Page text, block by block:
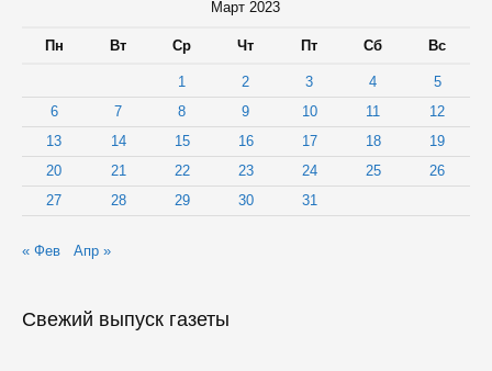
Март 2023
Пн Вт Ср Чт Пт Сб Вс
1 2 3 4
5
6
7 8 9 10 11
12
13
14 15 16 17 18
19
20
21 22 23 24 25
26
27
28 29 30 31
« Фев Апр »
Свежий выпуск газеты